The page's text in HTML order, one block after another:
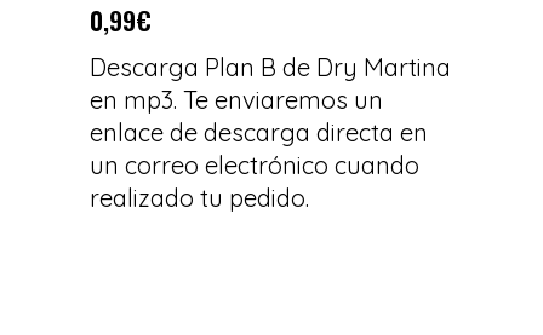
0,99€
Descarga Plan B de Dry Martina
en mp3. Te enviaremos un
enlace de descarga directa en
un correo electrónico cuando
realizado tu pedido.